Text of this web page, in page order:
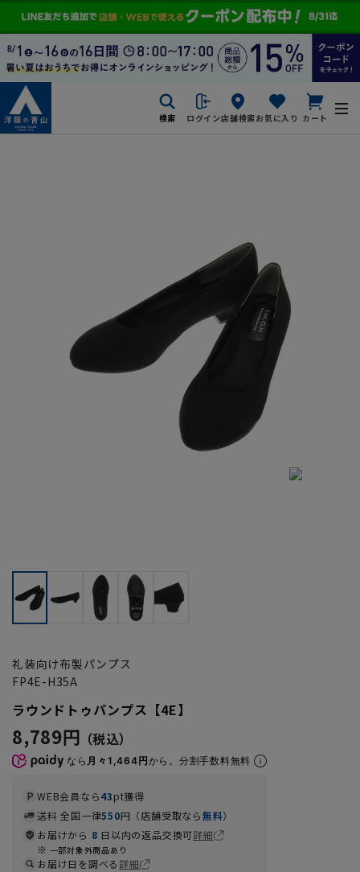
検索 ログイン店舗検索お気に入り カート
礼装向け布製パンプス
FP4E-H35A
ラウンドトゥパンプス【4E】
8,789円
なら 月々1,464円から。分割手数料無料
WEB会員なら43pt獲得
送料 全国一律550円（店舗受取なら無料）
お届けから 8 日以内の返品交換可詳細
一部対象外商品あり
お届け日を調べる詳細